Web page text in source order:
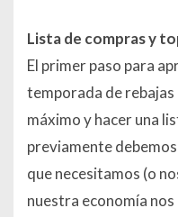
Lista de compras y
El primer paso para
temporada de
máximo y hacer una
previamente
que necesitamos (o
nuestra economía